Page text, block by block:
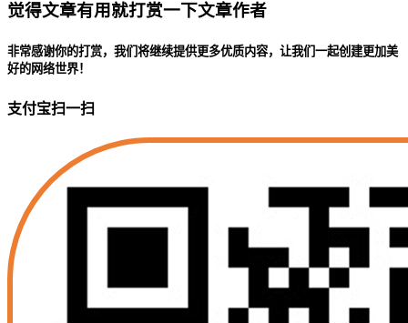
觉得文章有用就打赏一下文章作者
非常感谢你的打赏，我们将继续提供更多优质内容，让我们一起创建更加美
好的网络世界！
支付宝扫一扫